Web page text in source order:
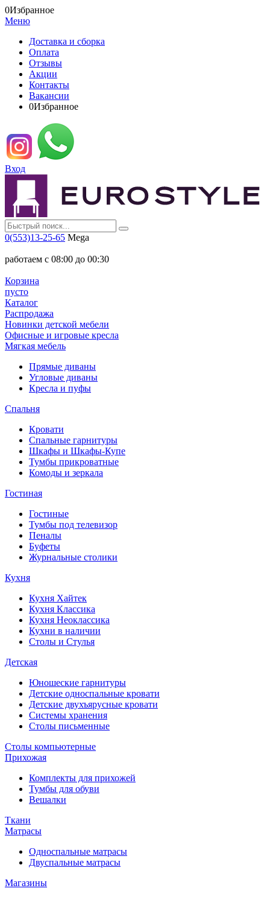
0Избранное
Меню
Доставка и сборка
Оплата
Отзывы
Акции
Контакты
Вакансии
0Избранное
Вход
0(553)13-25-65 Mega
работаем с 08:00 до 00:30
Корзина
пусто
Каталог
Распродажа
Новинки детской мебели
Офисные и игровые кресла
Мягкая мебель
Прямые диваны
Угловые диваны
Кресла и пуфы
Спальня
Кровати
Спальные гарнитуры
Шкафы и Шкафы-Купе
Тумбы прикроватные
Комоды и зеркала
Гостиная
Гостиные
Тумбы под телевизор
Пеналы
Буфеты
Журнальные столики
Кухня
Кухня Хайтек
Кухня Классика
Кухня Неоклассика
Кухни в наличии
Столы и Стулья
Детская
Юношеские гарнитуры
Детские односпальные кровати
Детские двухъярусные кровати
Системы хранения
Столы письменные
Столы компьютерные
Прихожая
Комплекты для прихожей
Тумбы для обуви
Вешалки
Ткани
Матрасы
Односпальные матрасы
Двуспальные матрасы
Магазины